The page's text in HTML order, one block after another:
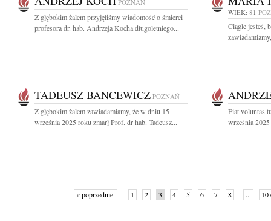
POZNAŃ
Z głębokim żalem przyjęliśmy wiadomość o śmierci
profesora dr. hab. Andrzeja Kocha długoletniego...
WIEK: 81
Ciągle jesteś,
TADEUSZ BANCEWICZ POZNAŃ
Z głębokim żalem zawiadamiamy, że w dniu 15
września 2025 roku zmarł Prof. dr hab. Tadeusz...
Fiat voluntas
września
« poprzednie 1 2 3 4 5 6 7 8 ...